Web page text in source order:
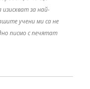
за най-
учени ми са не
писмо с печятат